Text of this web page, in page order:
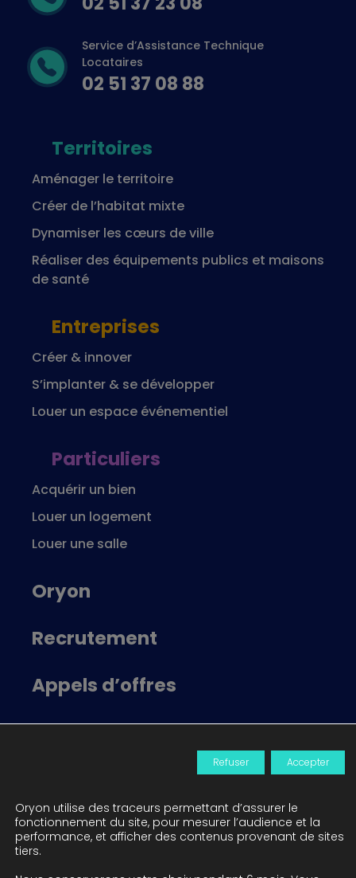
Service d’Assistance Technique
Locataires
02 51 37 08 88
Territoires
Aménager le territoire
Créer de l’habitat mixte
Dynamiser les cœurs de ville
Réaliser des équipements publics et maisons
de santé
Entreprises
Créer & innover
S’implanter & se développer
Louer un espace événementiel
Particuliers
Acquérir un bien
Louer un logement
Louer une salle
Oryon
Recrutement
Appels d’offres
Locataire Oryon
Contact
Oryon utilise des traceurs permettant d’assurer le
fonctionnement du site, pour mesurer l’audience et la
performance, et afficher des contenus provenant de sites
tiers.
Accepter
Refuser